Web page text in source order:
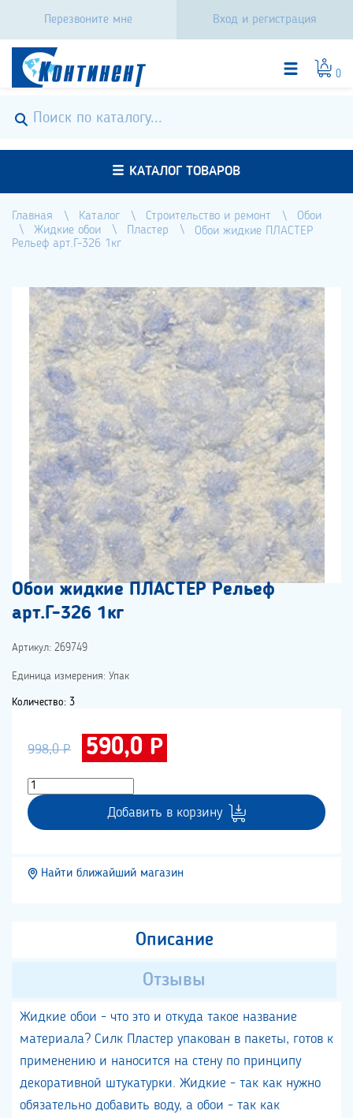
Перезвоните мне Вход и регистрация
0
КАТАЛОГ ТОВАРОВ
Главная Каталог Строительство и ремонт
Обои
Жидкие обои
Пластер
Обои жидкие ПЛАСТЕР
Рельеф арт.Г-326 1кг
Обои жидкие ПЛАСТЕР Рельеф
арт.Г-326 1кг
Артикул: 269749
Единица измерения: Упак
Количество: 3
998,0 Р 590,0 Р
Добавить в корзину
Найти ближайший магазин
Описание
Отзывы
Жидкие обои - что это и откуда такое название
материала? Силк Пластер упакован в пакеты, готов к
применению и наносится на стену по принципу
декоративной штукатурки. Жидкие - так как нужно
обязательно добавить воду, а обои - так как